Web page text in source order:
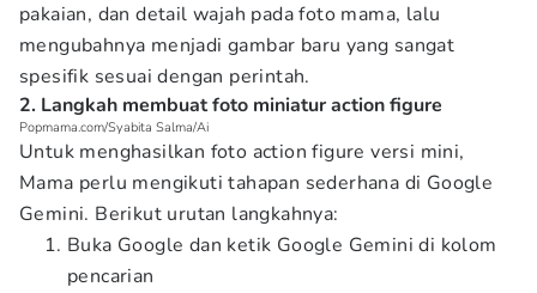
pakaian, dan detail wajah pada foto mama, lalu
mengubahnya menjadi gambar baru yang sangat
spesifik sesuai dengan perintah.
2. Langkah membuat foto miniatur action figure
Popmama.com/Syabita Salma/Ai
Untuk menghasilkan foto action figure versi mini,
Mama perlu mengikuti tahapan sederhana di Google
Gemini. Berikut urutan langkahnya:
Buka Google dan ketik Google Gemini di kolom
pencarian